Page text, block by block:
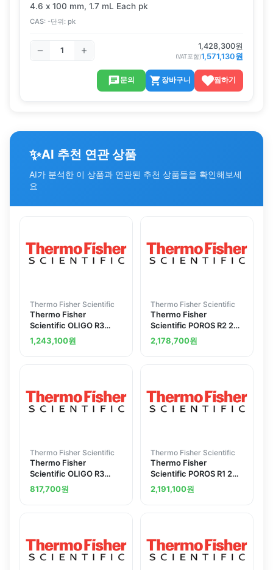
4.6 x 100 mm, 1.7 mL Each pk
CAS: -단위: pk
1,428,300원
(VAT포함)1,571,130원
문의 장바구니 찜하기
✨AI 추천 연관 상품
AI가 분석한 이 상품과 연관된 추천 상품들을 확인해보세
요
Thermo Fisher Scientific
Thermo Fisher
Scientific OLIGO R3
Column Stainless Steel
4.6 x 100 mm 1.7 mL
1,243,100원
Thermo Fisher Scientific
Thermo Fisher
Scientific POROS R2 20
mu m Column 4.6 x 100
mm 1.7 mL
2,178,700원
Thermo Fisher Scientific
Thermo Fisher
Scientific OLIGO R3
Reversed - Phase Resin
25 mL
817,700원
Thermo Fisher Scientific
Thermo Fisher
Scientific POROS R1 20
mu m Column 4.6 x 100
mm 1.7 mL
2,191,100원